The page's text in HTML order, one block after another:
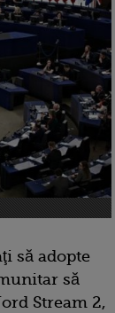
să adopte
să
Stream 2,